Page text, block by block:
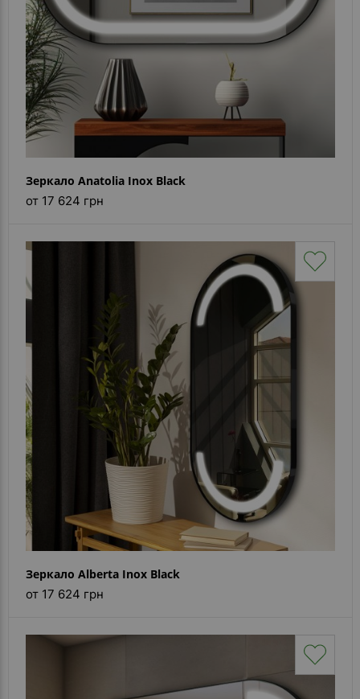
Зеркало Anatolia Inox Black
от 17 624 грн
Зеркало Alberta Inox Black
от 17 624 грн